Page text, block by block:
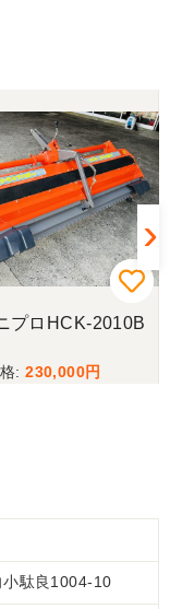
プロHCK-2010B
230,000
小駄良1004-10